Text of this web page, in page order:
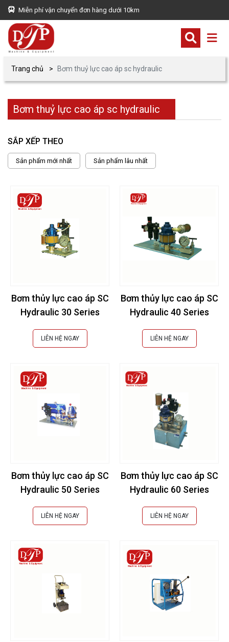
Miễn phí vận chuyển đơn hàng dưới 10km
Trang chủ Bơm thuỷ lực cao áp sc hydraulic
Bơm thuỷ lực cao áp sc hydraulic
SẮP XẾP THEO
Sản phẩm mới nhất Sản phẩm lâu nhất
Bơm thủy lực cao áp SC
Hydraulic 30 Series
LIÊN HỆ NGAY
Bơm thủy lực cao áp SC
Hydraulic 40 Series
LIÊN HỆ NGAY
Bơm thủy lực cao áp SC
Hydraulic 50 Series
LIÊN HỆ NGAY
Bơm thủy lực cao áp SC
Hydraulic 60 Series
LIÊN HỆ NGAY